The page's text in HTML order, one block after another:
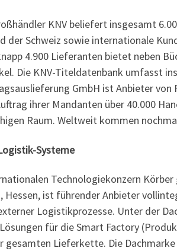
KNV beliefert insgesamt
der Schweiz sowie internationale
4.900 Lieferanten bietet neben
Die KNV-Titeldatenbank umfasst
GmbH ist Anbieter
ihrer Mandanten über 40.000
Raum. Weltweit kommen
Systeme
Technologiekonzern
Hessen, ist führender Anbieter
Logistikprozesse. Unter der
für die Smart Factory
gesamten Lieferkette. Die